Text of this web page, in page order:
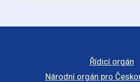
Řídicí orgán
Národní orgán pro